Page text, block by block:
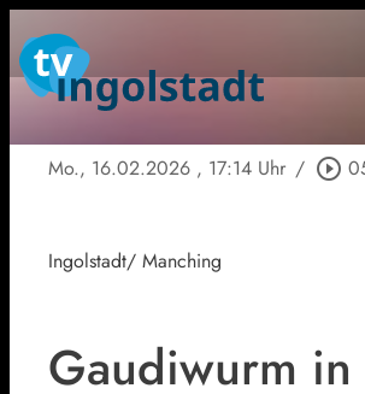
Mo., 16.02.2026 , 17:14 Uhr / play_circle_outline
Ingolstadt/ Manching
Gaudiwurm in